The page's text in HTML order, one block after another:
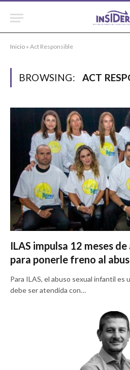
Inicio » Act Responsible
BROWSING: ACT
ILAS impulsa 12 meses
para ponerle freno al
Para ILAS, el abuso sexual infantil es
debe ser atendida con…